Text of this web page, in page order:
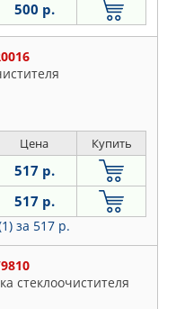
500 р.
Цена Купить
517 р.
517 р.
за 517 р.
стеклоочистителя